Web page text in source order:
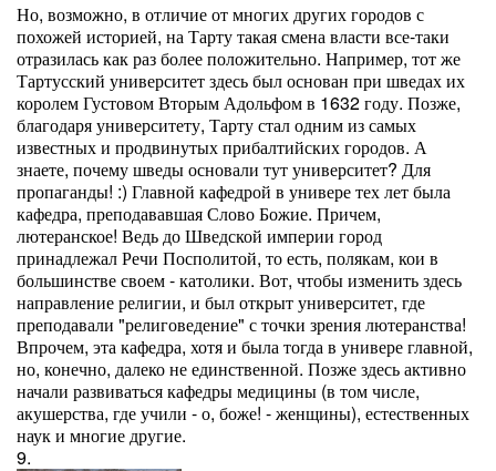
Но, возможно, в отличие от многих других городов с
похожей историей, на Тарту такая смена власти все-таки
отразилась как раз более положительно. Например, тот же
Тартусский университет здесь был основан при шведах их
королем Густовом Вторым Адольфом в 1632 году. Позже,
благодаря университету, Тарту стал одним из самых
известных и продвинутых прибалтийских городов. А
знаете, почему шведы основали тут университет? Для
пропаганды! :) Главной кафедрой в универе тех лет была
кафедра, преподававшая Слово Божие. Причем,
лютеранское! Ведь до Шведской империи город
принадлежал Речи Посполитой, то есть, полякам, кои в
большинстве своем - католики. Вот, чтобы изменить здесь
направление религии, и был открыт университет, где
преподавали "религоведение" с точки зрения лютеранства!
Впрочем, эта кафедра, хотя и была тогда в универе главной,
но, конечно, далеко не единственной. Позже здесь активно
начали развиваться кафедры медицины (в том числе,
акушерства, где учили - о, боже! - женщины), естественных
наук и многие другие.
9.